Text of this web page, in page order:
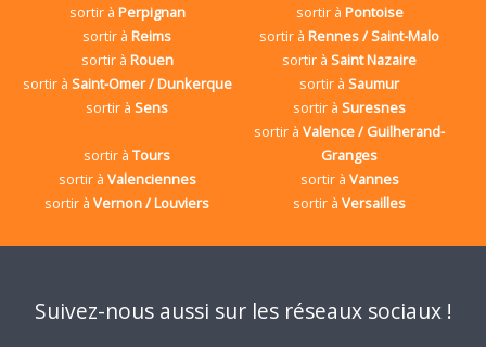
sortir à Perpignan sortir à Pontoise
sortir àReims sortir àRennes / Saint-Malo
sortir à Rouen sortir àSaint Nazaire
sortir à Saint-Omer / Dunkerque sortir àSaumur
sortir àSens sortir àSuresnes
sortir àTours
sortir àValence / Guilherand-
Granges
sortir à Valenciennes sortir à Vannes
sortir àVernon / Louviers sortir àVersailles
Suivez-nous aussi sur les réseaux sociaux !